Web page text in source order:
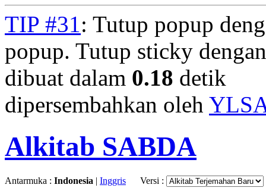
TIP #31: Tutup popup
popup. Tutup sticky
dibuat dalam 0.18 detik
dipersembahkan oleh
Alkitab SABDA
Antarmuka : Indonesia | Inggris Versi :